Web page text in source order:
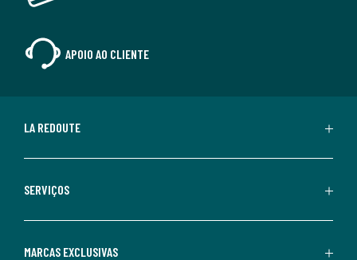
APOIO AO CLIENTE
LA REDOUTE
SERVIÇOS
MARCAS EXCLUSIVAS